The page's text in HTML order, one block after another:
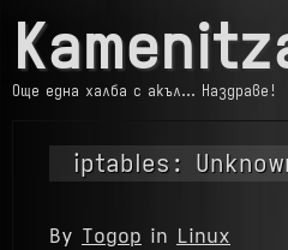
Още една халба с акъл… Наздраве!
iptables:
By Тодор in Linux